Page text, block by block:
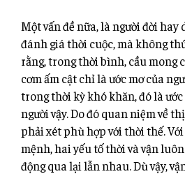
Một vấn đề nữa, là người đời
đánh giá thời cuộc, mà không
rằng, trong thời bình, cầu mong
cơm ấm cật chỉ là ước mơ của
trong thời kỳ khó khăn, đó là ước
người vậy. Do đó quan niệm về
phải xét phù hợp với thời thế.
mệnh, hai yếu tố thời và vận
động qua lại lẫn nhau. Dù vậy,